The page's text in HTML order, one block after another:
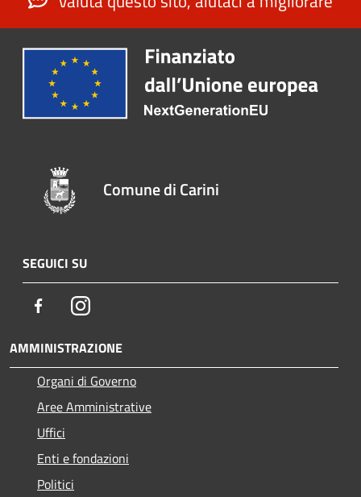
Comune di Carini
SEGUICI SU
FacebookInstagram
AMMINISTRAZIONE
Organi di Governo
Aree Amministrative
Uffici
Enti e fondazioni
Politici